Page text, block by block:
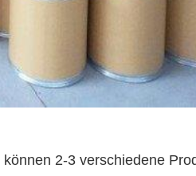
2-3 verschiedene